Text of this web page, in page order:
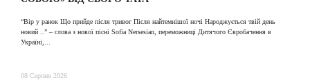
“Вір у ранок Що прийде після тривог Після найтемнішої ночі Народжується твій день
новий ..” – слова з нової пісні Sofia Nersesian, переможниці Дитячого Євробачення в
Україні,...
08 Серпня 2026